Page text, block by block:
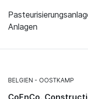
Anlagen
BELGIEN OOSTKAMP